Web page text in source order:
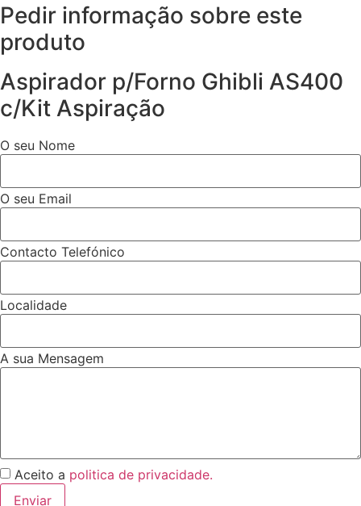
Pedir informação sobre este
produto
Aspirador p/Forno Ghibli AS400
c/Kit Aspiração
O seu Nome
O seu Email
Contacto Telefónico
Localidade
A sua Mensagem
Aceito a politica de privacidade.
Enviar